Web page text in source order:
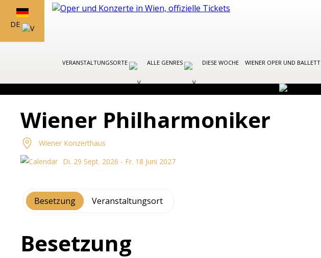
DE
VERANSTALTUNGSORTE ALLE GENRES DIESE WOCHE WIENER OPER UND BALLETT
Wiener Philharmoniker
Wiener Konzerthaus
Di. 29 Sept. 2026 - Fr. 18 Juni 2027
Besetzung Veranstaltungsort
Besetzung